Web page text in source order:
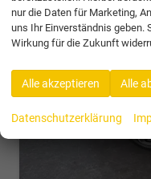
nur die Daten für Marketing,
uns Ihr Einverständnis geben.
Wirkung für die Zukunft
Alle akzeptieren Alle
Datenschutzerklärung